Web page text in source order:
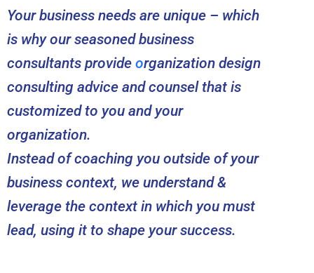
Your business needs are unique – which
is why our seasoned business
consultants provide organization design
consulting advice and counsel that is
customized to you and your
organization.
Instead of coaching you outside of your
business context, we understand &
leverage the context in which you must
lead, using it to shape your success.